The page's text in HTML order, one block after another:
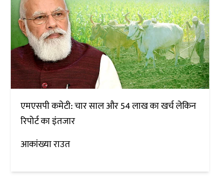
एमएसपी कमेटी: चार साल और 54 लाख का खर्च लेकिन
रिपोर्ट का इंतजार
आकांख्या राउत